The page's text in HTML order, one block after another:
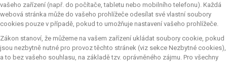
vašeho zařízení (např. do počítače, tabletu nebo mobilního telefonu). Každá
webová stránka může do vašeho prohlížeče odesílat své vlastní soubory
cookies pouze v případě, pokud to umožňuje nastavení vašeho prohlížeče.
Zákon stanoví, že můžeme na vašem zařízení ukládat soubory cookie, pokud
jsou nezbytně nutné pro provoz těchto stránek (viz sekce Nezbytné cookies),
a to bez vašeho souhlasu, na základě tzv. oprávněného zájmu. Pro všechny